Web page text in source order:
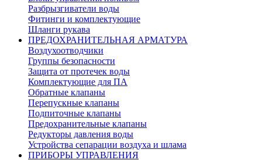
Разбрызгиватели воды
Фитинги и комплектующие
Шланги рукава
ПРЕДОХРАНИТЕЛЬНАЯ АРМАТУРА
Воздухоотводчики
Группы безопасности
Защита от протечек воды
Комплектующие для ПА
Обратные клапаны
Перепускные клапаны
Подпиточные клапаны
Предохранительные клапаны
Редукторы давления воды
Устройства сепарации воздуха и шлама
ПРИБОРЫ УПРАВЛЕНИЯ